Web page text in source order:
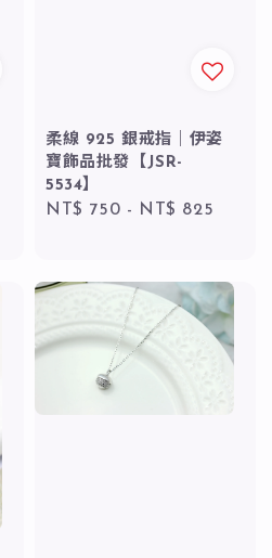
柔線 925 銀戒指｜伊姿
寶飾品批發【JSR-
5534】
Regular
NT$ 750 - NT$ 825